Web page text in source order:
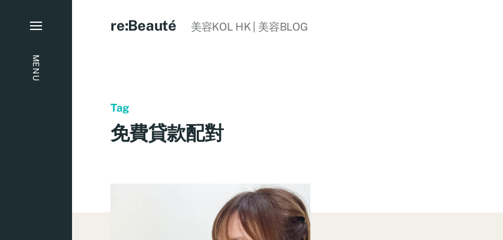
MENU
re:Beauté 美容KOL HK | 美容BLOG
Tag
免費貸款配對